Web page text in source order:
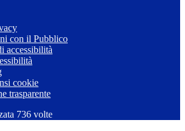
con il Pubblico
accessibilità
cookie
trasparente
736 volte